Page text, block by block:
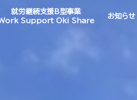
就労継続支援B型事業
Support Oki Share
お知らせ